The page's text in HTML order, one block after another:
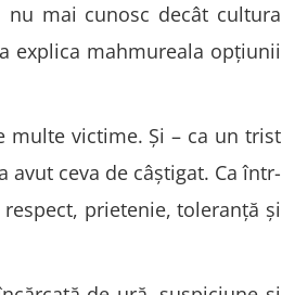
mai cunosc decât cultura
explica mahmureala opțiunii
multe victime. Și – ca un trist
ceva de câștigat. Ca într-
prietenie, toleranță și